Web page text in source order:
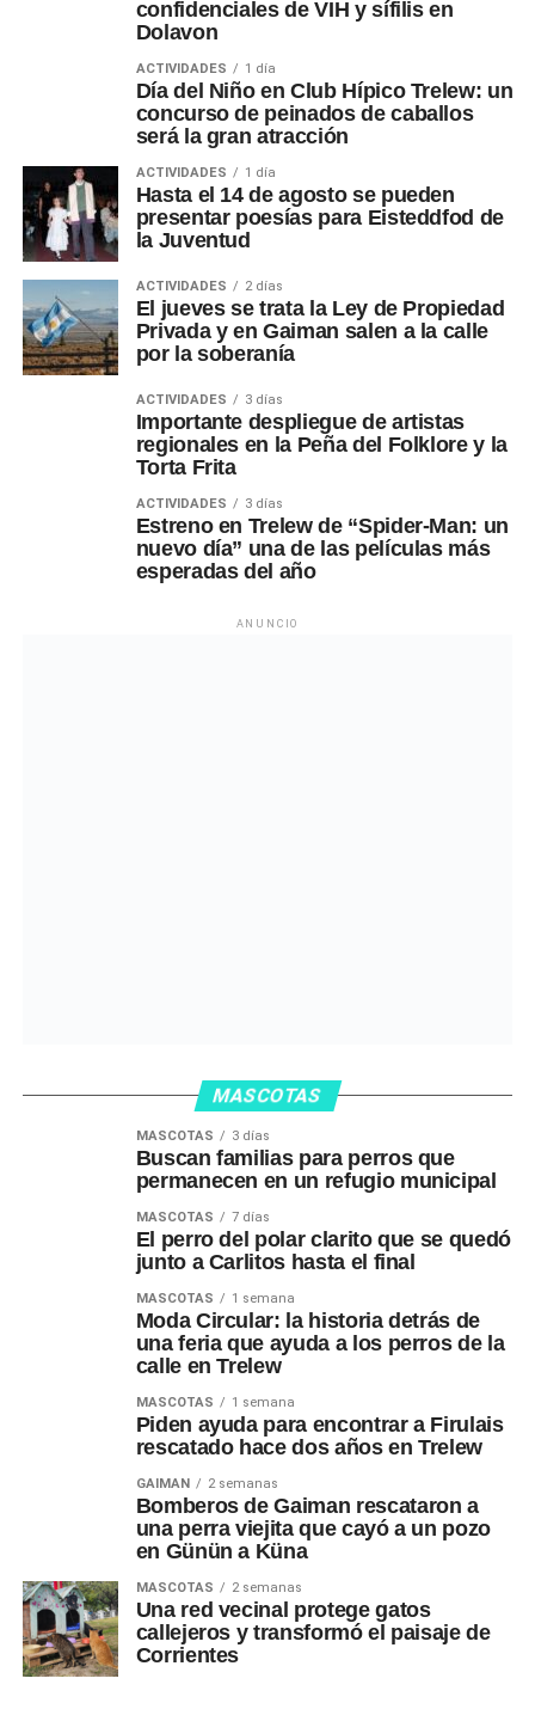
confidenciales de VIH y sífilis en
Dolavon
ACTIVIDADES 1 día
Día del Niño en Club Hípico Trelew: un
concurso de peinados de caballos
será la gran atracción
ACTIVIDADES 1 día
Hasta el 14 de agosto se pueden
presentar poesías para Eisteddfod de
la Juventud
ACTIVIDADES 2 días
El jueves se trata la Ley de Propiedad
Privada y en Gaiman salen a la calle
por la soberanía
ACTIVIDADES 3 días
Importante despliegue de artistas
regionales en la Peña del Folklore y la
Torta Frita
ACTIVIDADES 3 días
Estreno en Trelew de “Spider-Man: un
nuevo día” una de las películas más
esperadas del año
ANUNCIO
MASCOTAS
MASCOTAS 3 días
Buscan familias para perros que
permanecen en un refugio municipal
MASCOTAS 7 días
El perro del polar clarito que se quedó
junto a Carlitos hasta el final
MASCOTAS 1 semana
Moda Circular: la historia detrás de
una feria que ayuda a los perros de la
calle en Trelew
MASCOTAS 1 semana
Piden ayuda para encontrar a Firulais
rescatado hace dos años en Trelew
GAIMAN 2 semanas
Bomberos de Gaiman rescataron a
una perra viejita que cayó a un pozo
en Günün a Küna
MASCOTAS 2 semanas
Una red vecinal protege gatos
callejeros y transformó el paisaje de
Corrientes